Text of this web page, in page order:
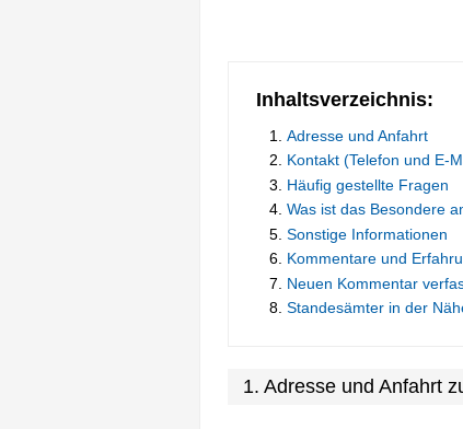
Inhaltsverzeichnis:
Adresse und Anfahrt
Kontakt (Telefon und E-
Häufig gestellte Fragen
Was ist das Besondere
Sonstige Informationen
Kommentare und
Neuen Kommentar
Standesämter in der
1. Adresse und Anfahrt